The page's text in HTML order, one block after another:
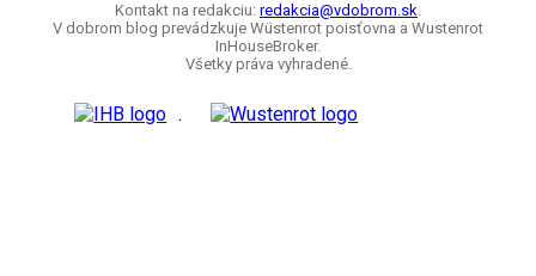
Kontakt na redakciu: redakcia@vdobrom.sk.
V dobrom blog prevádzkuje Wüstenrot poisťovna a Wustenrot
InHouseBroker.
Všetky práva vyhradené.
.